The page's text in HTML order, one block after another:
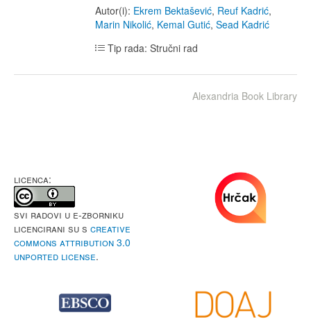
Autor(i): Ekrem Bektašević, Reuf Kadrić,
Marin Nikolić, Kemal Gutić, Sead Kadrić
Tip rada: Stručni rad
Alexandria Book Library
LICENCA:
Svi radovi u e-Zborniku
licencirani su s Creative
Commons Attribution 3.0
Unported License.